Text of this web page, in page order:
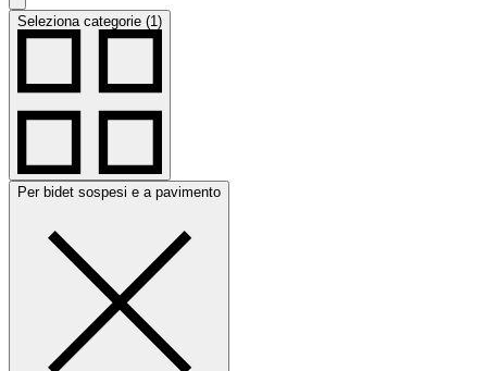
Seleziona categorie (1)
Per bidet sospesi e a pavimento